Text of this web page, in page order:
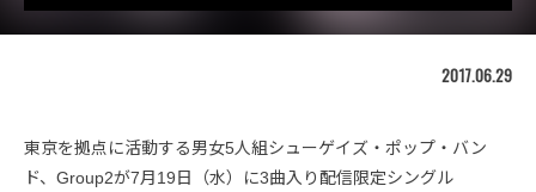
2017.06.29
東京を拠点に活動する男女5人組シューゲイズ・ポップ・バン
ド、Group2が7月19日（水）に3曲入り配信限定シングル